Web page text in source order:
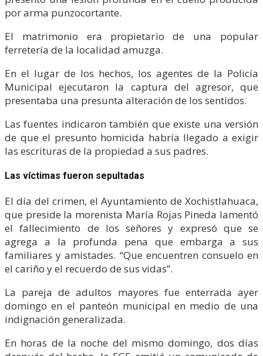
por arma punzocortante.
El matrimonio era propietario de una popular
ferretería de la localidad amuzga.
En el lugar de los hechos, los agentes de la Policía
Municipal ejecutaron la captura del agresor, que
presentaba una presunta alteración de los sentidos.
Las fuentes indicaron también que existe una versión
de que el presunto homicida habría llegado a exigir
las escrituras de la propiedad a sus padres.
Las víctimas fueron sepultadas
El día del crimen, el Ayuntamiento de Xochistlahuaca,
que preside la morenista María Rojas Pineda lamentó
el fallecimiento de los señores y expresó que se
agrega a la profunda pena que embarga a sus
familiares y amistades. “Que encuentren consuelo en
el cariño y el recuerdo de sus vidas”.
La pareja de adultos mayores fue enterrada ayer
domingo en el panteón municipal en medio de una
indignación generalizada.
En horas de la noche del mismo domingo, dos días